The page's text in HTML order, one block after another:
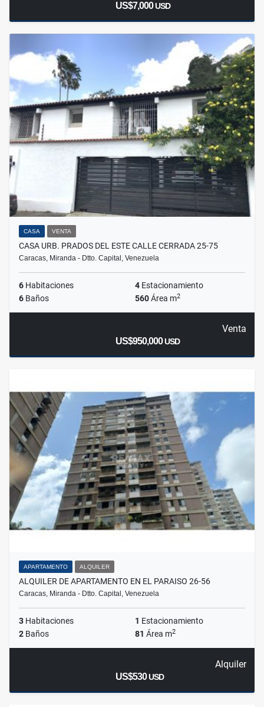
US$7,000USD
CASA VENTA
CASA URB. PRADOS DEL ESTE CALLE CERRADA 25-75
Caracas, Miranda - Dtto. Capital, Venezuela
6 Habitaciones 4 Estacionamiento
6 Baños 560Área m2
Venta
US$950,000USD
APARTAMENTO ALQUILER
ALQUILER DE APARTAMENTO EN EL PARAISO 26-56
Caracas, Miranda - Dtto. Capital, Venezuela
3 Habitaciones 1 Estacionamiento
2 Baños 81 Área m2
Alquiler
US$530USD